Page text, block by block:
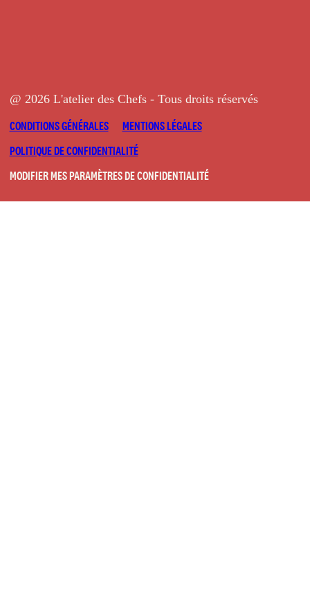
@ 2026 L'atelier des Chefs - Tous droits réservés
CONDITIONS GÉNÉRALES
MENTIONS LÉGALES
POLITIQUE DE CONFIDENTIALITÉ
MODIFIER MES PARAMÈTRES DE CONFIDENTIALITÉ